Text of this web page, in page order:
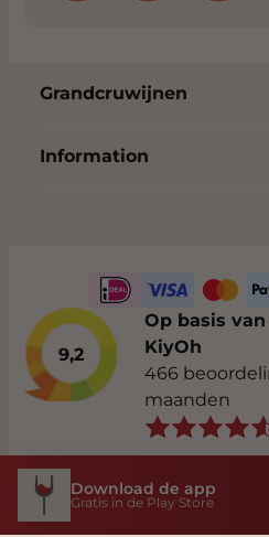
Grandcruwijnen
Information
9,2
Op basis
KiyOh
466
maanden
Algemene voorwaarden
Download de app
Gratis in de Play Store